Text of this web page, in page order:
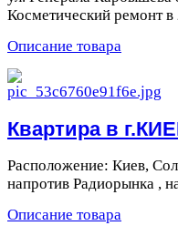
Косметический ремонт в
Описание товара
Квартира в
Расположение: Киев,
напротив Радиорынка ,
Описание товара